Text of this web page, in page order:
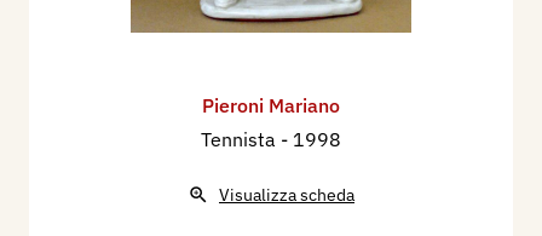
Pieroni Mariano
Tennista - 1998
Visualizza scheda